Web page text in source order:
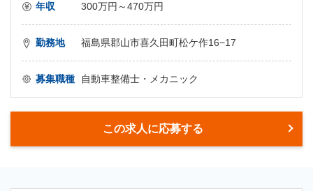
年収 300万円～470万円
勤務地 福島県郡山市喜久田町松ケ作16−17
募集職種 自動車整備士・メカニック
この求人に応募する